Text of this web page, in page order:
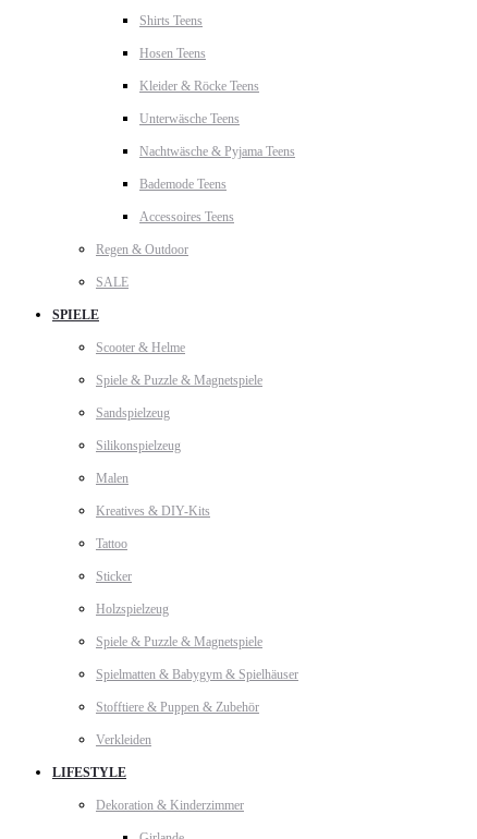
Shirts Teens
Hosen Teens
Kleider & Röcke Teens
Unterwäsche Teens
Nachtwäsche & Pyjama Teens
Bademode Teens
Accessoires Teens
Regen & Outdoor
SALE
SPIELE
Scooter & Helme
Spiele & Puzzle & Magnetspiele
Sandspielzeug
Silikonspielzeug
Malen
Kreatives & DIY-Kits
Tattoo
Sticker
Holzspielzeug
Spiele & Puzzle & Magnetspiele
Spielmatten & Babygym & Spielhäuser
Stofftiere & Puppen & Zubehör
Verkleiden
LIFESTYLE
Dekoration & Kinderzimmer